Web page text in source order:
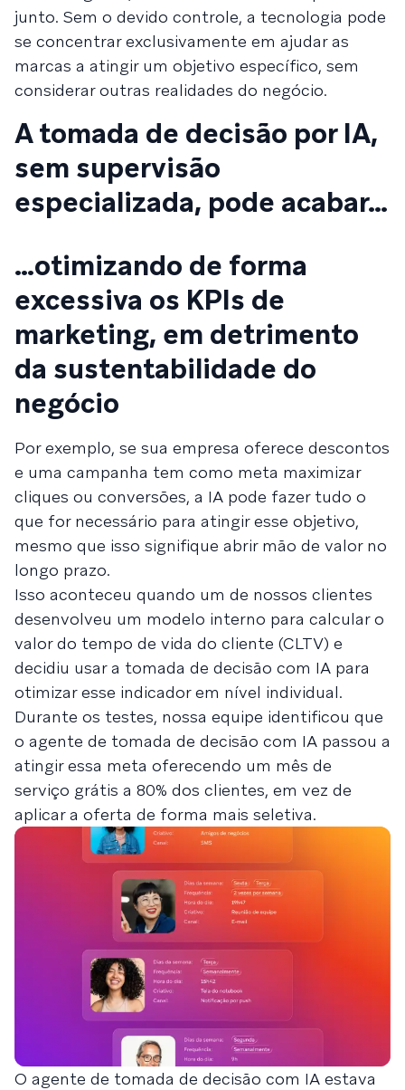
junto. Sem o devido controle, a tecnologia pode
se concentrar exclusivamente em ajudar as
marcas a atingir um objetivo específico, sem
considerar outras realidades do negócio.
A tomada de decisão por IA,
sem supervisão
especializada, pode acabar…
…otimizando de forma
excessiva os KPIs de
marketing, em detrimento
da sustentabilidade do
negócio
Por exemplo, se sua empresa oferece descontos
e uma campanha tem como meta maximizar
cliques ou conversões, a IA pode fazer tudo o
que for necessário para atingir esse objetivo,
mesmo que isso signifique abrir mão de valor no
longo prazo.
Isso aconteceu quando um de nossos clientes
desenvolveu um modelo interno para calcular o
valor do tempo de vida do cliente (CLTV) e
decidiu usar a tomada de decisão com IA para
otimizar esse indicador em nível individual.
Durante os testes, nossa equipe identificou que
o agente de tomada de decisão com IA passou a
atingir essa meta oferecendo um mês de
serviço grátis a 80% dos clientes, em vez de
aplicar a oferta de forma mais seletiva.
O agente de tomada de decisão com IA estava